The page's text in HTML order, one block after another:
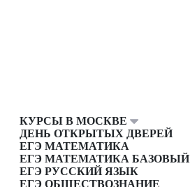
КУРСЫ В МОСКВЕ
ДЕНЬ ОТКРЫТЫХ ДВЕРЕЙ
ЕГЭ МАТЕМАТИКА
ЕГЭ МАТЕМАТИКА БАЗОВЫЙ
ЕГЭ РУССКИЙ ЯЗЫК
ЕГЭ ОБЩЕСТВОЗНАНИЕ